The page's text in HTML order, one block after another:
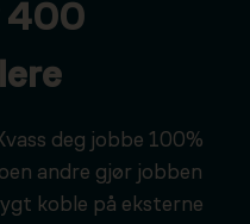
400
deg jobbe 100%
andre gjør jobben
koble på eksterne